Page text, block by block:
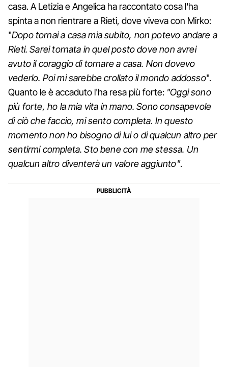
casa. A Letizia e Angelica ha raccontato cosa l'ha
spinta a non rientrare a Rieti, dove viveva con Mirko:
"Dopo tornai a casa mia subito, non potevo andare a
Rieti. Sarei tornata in quel posto dove non avrei
avuto il coraggio di tornare a casa. Non dovevo
vederlo. Poi mi sarebbe crollato il mondo addosso".
Quanto le è accaduto l'ha resa più forte: "Oggi sono
più forte, ho la mia vita in mano. Sono consapevole
di ciò che faccio, mi sento completa. In questo
momento non ho bisogno di lui o di qualcun altro per
sentirmi completa. Sto bene con me stessa. Un
qualcun altro diventerà un valore aggiunto".